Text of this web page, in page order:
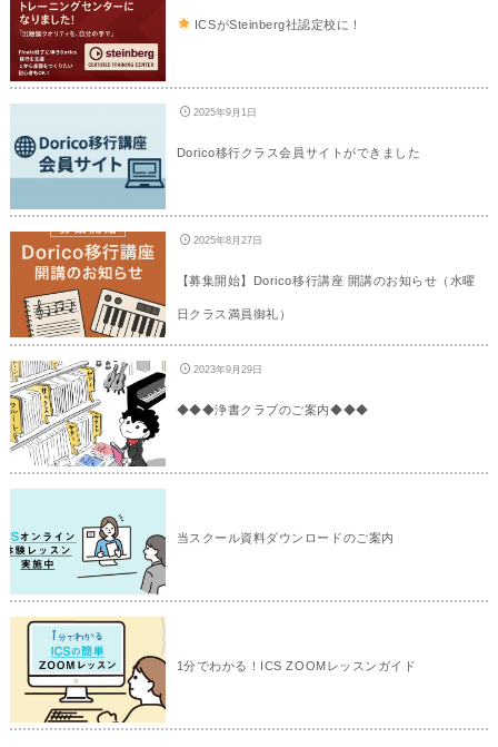
ICSがSteinberg社認定校に！
2025年9月1日
Dorico移行クラス会員サイトができました
2025年8月27日
【募集開始】Dorico移行講座 開講のお知らせ（水曜
日クラス満員御礼）
2023年9月29日
◆◆◆浄書クラブのご案内◆◆◆
当スクール資料ダウンロードのご案内
1分でわかる！ICS ZOOMレッスンガイド